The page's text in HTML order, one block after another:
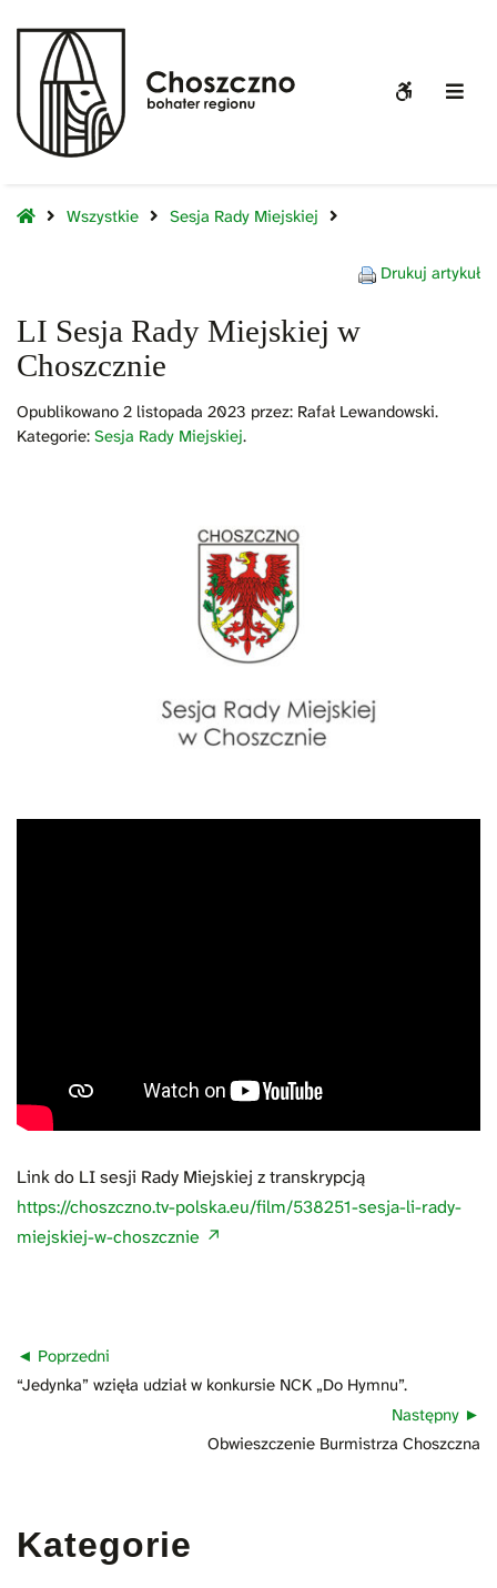
Miejskiej
Choszcznie
WCAG
HomeWszystkie Sesja Rady Miejskiej
Drukuj artykuł
LI Sesja Rady Miejskiej w
Choszcznie
Opublikowano 2 listopada 2023 przez: Rafał Lewandowski.
Kategorie: Sesja Rady Miejskiej.
Link do LI sesji Rady Miejskiej z transkrypcją
https://choszczno.tv-polska.eu/film/538251-sesja-li-rady-
miejskiej-w-choszcznie
Nawigacja
wpisu
Poprzedni
Poprzedni
“Jedynka” wzięła udział w konkursie NCK „Do Hymnu”.
Następny
Następny
Obwieszczenie Burmistrza Choszczna
Kategorie